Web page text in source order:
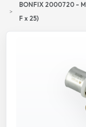
BONFIX 2000720 -
F x 25)